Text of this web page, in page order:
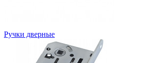
Ручки дверные